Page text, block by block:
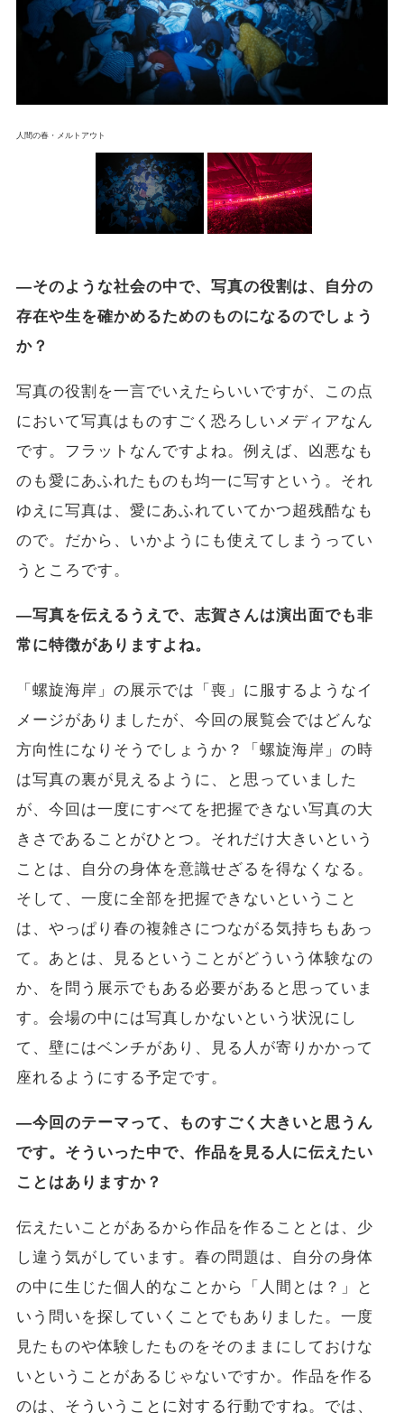
人間の春・メルトアウト
―そのような社会の中で、写真の役割は、自分の
存在や生を確かめるためのものになるのでしょう
か？
写真の役割を一言でいえたらいいですが、この点
において写真はものすごく恐ろしいメディアなん
です。フラットなんですよね。例えば、凶悪なも
のも愛にあふれたものも均一に写すという。それ
ゆえに写真は、愛にあふれていてかつ超残酷なも
ので。だから、いかようにも使えてしまうってい
うところです。
―写真を伝えるうえで、志賀さんは演出面でも非
常に特徴がありますよね。
「螺旋海岸」の展示では「喪」に服するようなイ
メージがありましたが、今回の展覧会ではどんな
方向性になりそうでしょうか？「螺旋海岸」の時
は写真の裏が見えるように、と思っていました
が、今回は一度にすべてを把握できない写真の大
きさであることがひとつ。それだけ大きいという
ことは、自分の身体を意識せざるを得なくなる。
そして、一度に全部を把握できないということ
は、やっぱり春の複雑さにつながる気持ちもあっ
て。あとは、見るということがどういう体験なの
か、を問う展示でもある必要があると思っていま
す。会場の中には写真しかないという状況にし
て、壁にはベンチがあり、見る人が寄りかかって
座れるようにする予定です。
―今回のテーマって、ものすごく大きいと思うん
です。そういった中で、作品を見る人に伝えたい
ことはありますか？
伝えたいことがあるから作品を作ることとは、少
し違う気がしています。春の問題は、自分の身体
の中に生じた個人的なことから「人間とは？」と
いう問いを探していくことでもありました。一度
見たものや体験したものをそのままにしておけな
いということがあるじゃないですか。作品を作る
のは、そういうことに対する行動ですね。では、